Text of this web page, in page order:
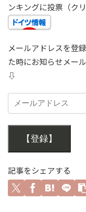
ンキングに投票（ク
メールアドレスを登
た時にお知らせメー
⇩
【登録】
記事をシェアする